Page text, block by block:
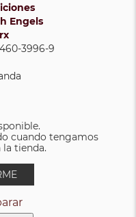
Engels
3996-9
cuando tengamos
tienda.